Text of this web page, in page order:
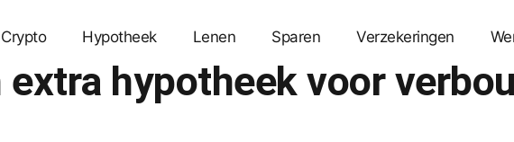
Crypto Hypotheek Lenen Sparen Verzekeringen
hypotheek voor